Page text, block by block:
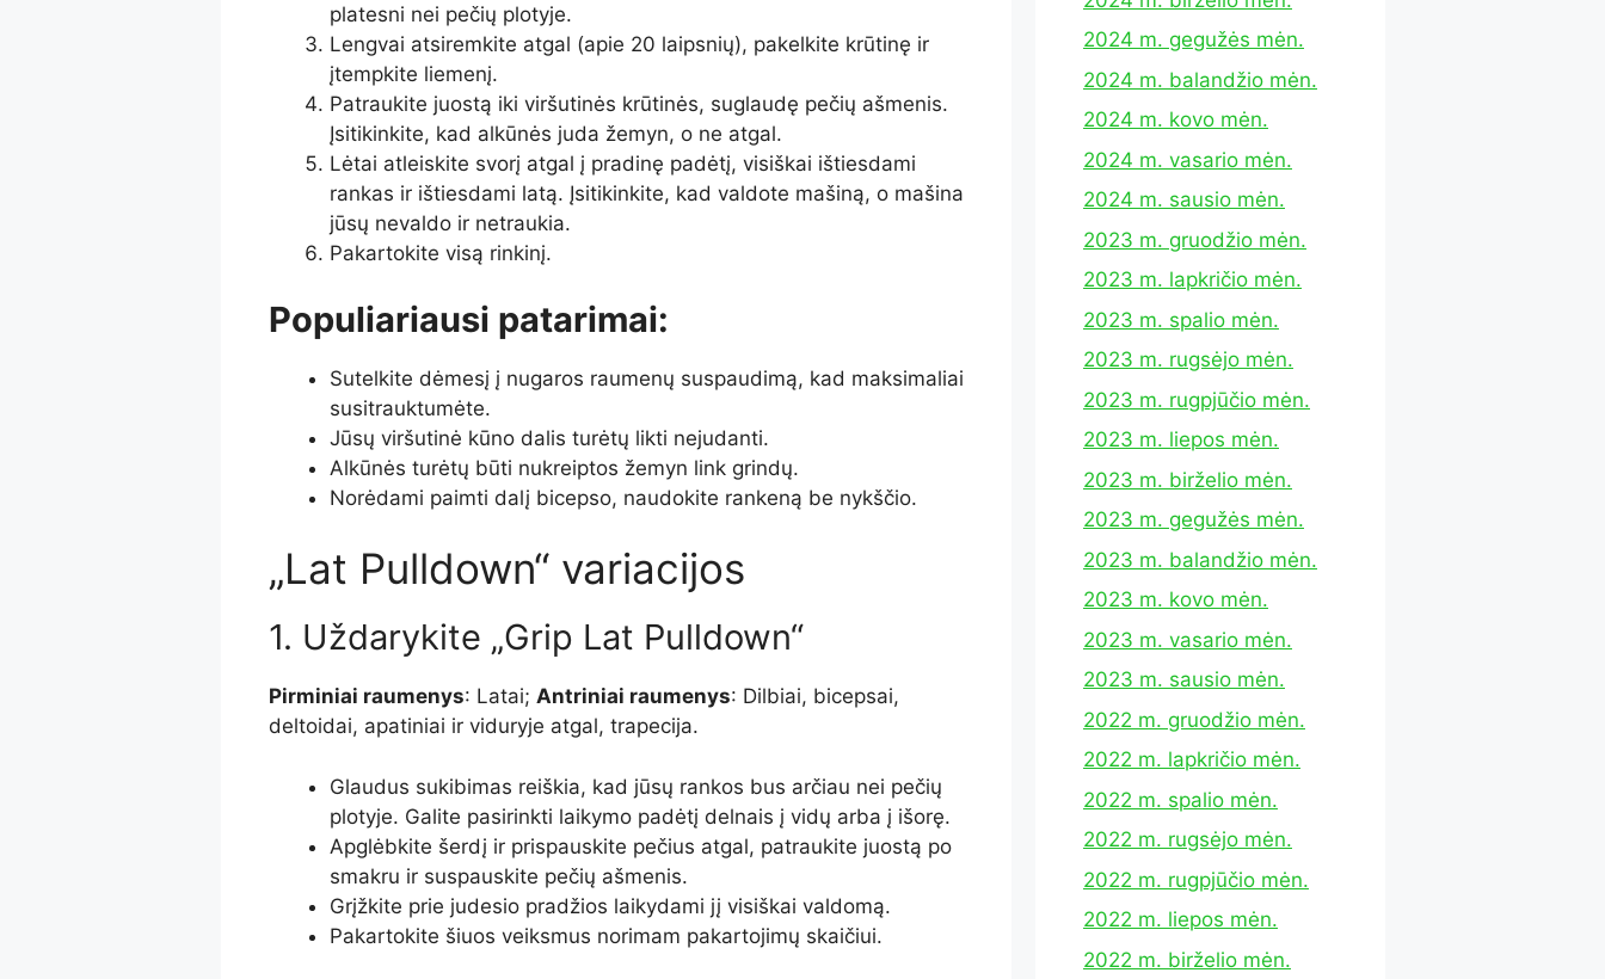
platesni nei pečių plotyje.
Lengvai atsiremkite atgal (apie 20 laipsnių), pakelkite krūtinę ir
įtempkite liemenį.
Patraukite juostą iki viršutinės krūtinės, suglaudę pečių ašmenis.
Įsitikinkite, kad alkūnės juda žemyn, o ne atgal.
Lėtai atleiskite svorį atgal į pradinę padėtį, visiškai ištiesdami
rankas ir ištiesdami latą. Įsitikinkite, kad valdote mašiną, o mašina
jūsų nevaldo ir netraukia.
Pakartokite visą rinkinį.
Populiariausi patarimai:
Sutelkite dėmesį į nugaros raumenų suspaudimą, kad maksimaliai
susitrauktumėte.
Jūsų viršutinė kūno dalis turėtų likti nejudanti.
Alkūnės turėtų būti nukreiptos žemyn link grindų.
Norėdami paimti dalį bicepso, naudokite rankeną be nykščio.
„Lat Pulldown“ variacijos
1. Uždarykite „Grip Lat Pulldown“
Pirminiai raumenys: Latai; Antriniai raumenys: Dilbiai, bicepsai,
deltoidai, apatiniai ir viduryje atgal, trapecija.
Glaudus sukibimas reiškia, kad jūsų rankos bus arčiau nei pečių
plotyje. Galite pasirinkti laikymo padėtį delnais į vidų arba į išorę.
Apglėbkite šerdį ir prispauskite pečius atgal, patraukite juostą po
smakru ir suspauskite pečių ašmenis.
Grįžkite prie judesio pradžios laikydami jį visiškai valdomą.
Pakartokite šiuos veiksmus norimam pakartojimų skaičiui.
2024 m. gegužės mėn.
2024 m. balandžio mėn.
2024 m. kovo mėn.
2024 m. vasario mėn.
2024 m. sausio mėn.
2023 m. gruodžio mėn.
2023 m. lapkričio mėn.
2023 m. spalio mėn.
2023 m. rugsėjo mėn.
2023 m. rugpjūčio mėn.
2023 m. liepos mėn.
2023 m. birželio mėn.
2023 m. gegužės mėn.
2023 m. balandžio mėn.
2023 m. kovo mėn.
2023 m. vasario mėn.
2023 m. sausio mėn.
2022 m. gruodžio mėn.
2022 m. lapkričio mėn.
2022 m. spalio mėn.
2022 m. rugsėjo mėn.
2022 m. rugpjūčio mėn.
2022 m. liepos mėn.
2022 m. birželio mėn.